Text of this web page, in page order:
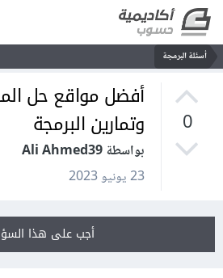
أسئلة البرمجة
0
أفضل مواقع حل
وتمارين البرمجة
بواسطة Ali Ahmed39
23 يونيو 2023
أجب على هذا